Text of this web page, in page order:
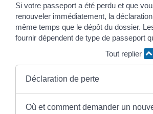
Si votre passeport a été perdu et que
renouveler immédiatement, la
même temps que le dépôt du dossier.
fournir dépendent de type de passeport
Tout replier
Déclaration de perte
Où et comment demander un